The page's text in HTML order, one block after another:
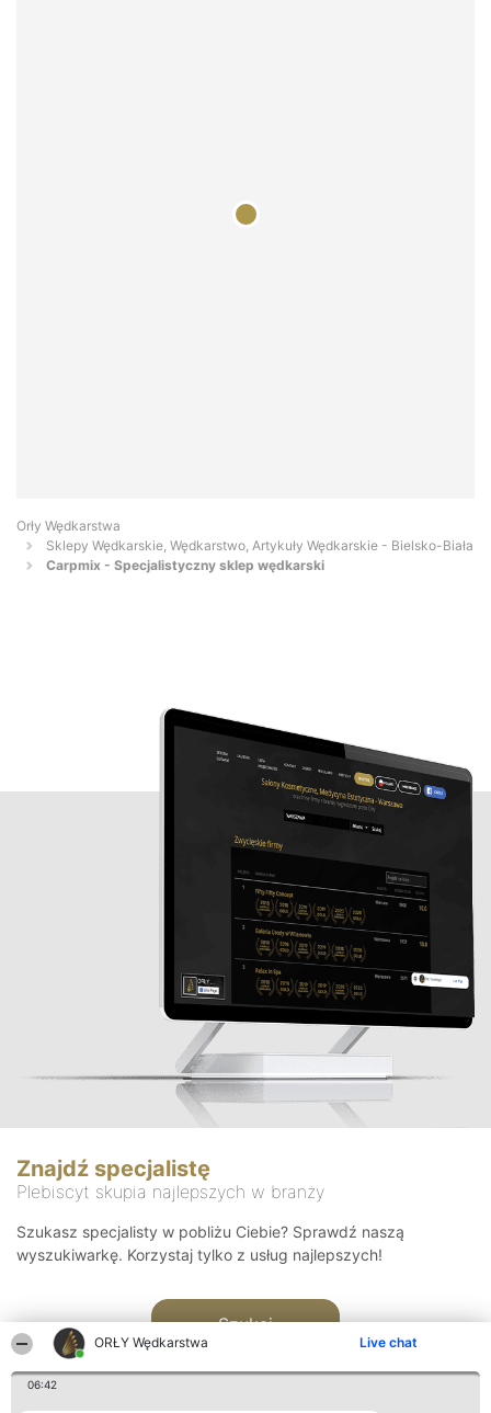
ORŁY Wędkarstwa Live chat
06:42
Orły Wędkarstwa
Sklepy Wędkarskie, Wędkarstwo, Artykuły Wędkarskie - Bielsko-Biała
Carpmix - Specjalistyczny sklep wędkarski
Znajdź specjalistę
Plebiscyt skupia najlepszych w branży
Szukasz specjalisty w pobliżu Ciebie? Sprawdź naszą
wyszukiwarkę. Korzystaj tylko z usług najlepszych!
Szukaj